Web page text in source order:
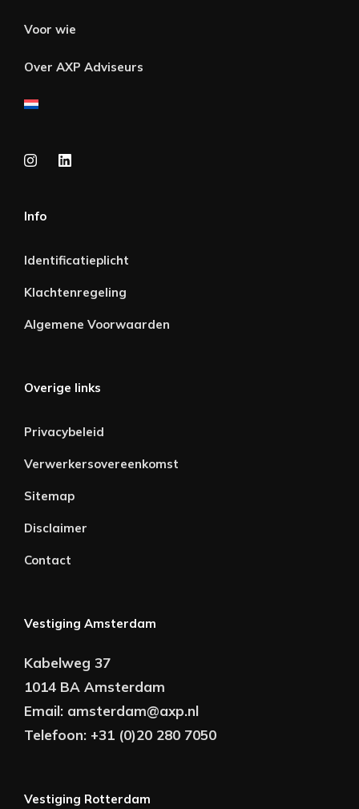
Voor wie
Over AXP Adviseurs
Info
Identificatieplicht
Klachtenregeling
Algemene Voorwaarden
Overige links
Privacybeleid
Verwerkersovereenkomst
Sitemap
Disclaimer
Contact
Vestiging Amsterdam
Kabelweg 37
1014 BA Amsterdam
Email: amsterdam@axp.nl
Telefoon: +31 (0)20 280 7050
Vestiging Rotterdam